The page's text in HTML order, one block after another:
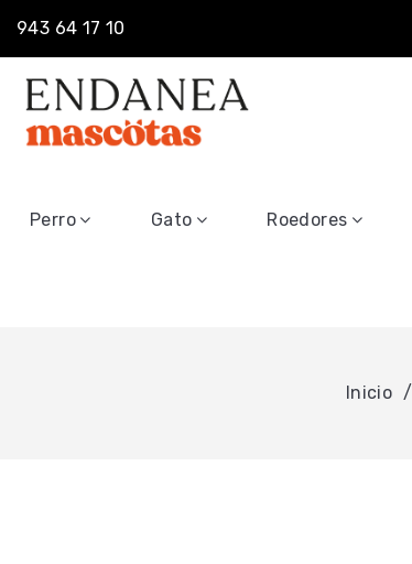
943 64 17 10
Perro Gato Roedores
Inicio